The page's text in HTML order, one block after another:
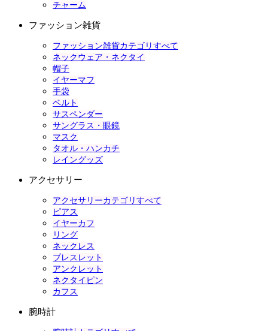
チャーム
ファッション雑貨
ファッション雑貨カテゴリすべて
ネックウェア・ネクタイ
帽子
イヤーマフ
手袋
ベルト
サスペンダー
サングラス・眼鏡
マスク
タオル・ハンカチ
レイングッズ
アクセサリー
アクセサリーカテゴリすべて
ピアス
イヤーカフ
リング
ネックレス
ブレスレット
アンクレット
ネクタイピン
カフス
腕時計